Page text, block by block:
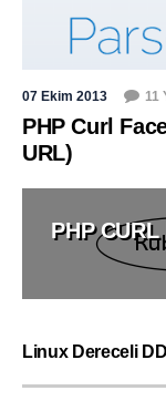
07 Ekim 2013 11
PHP Curl
URL)
PHP
Linux Dereceli